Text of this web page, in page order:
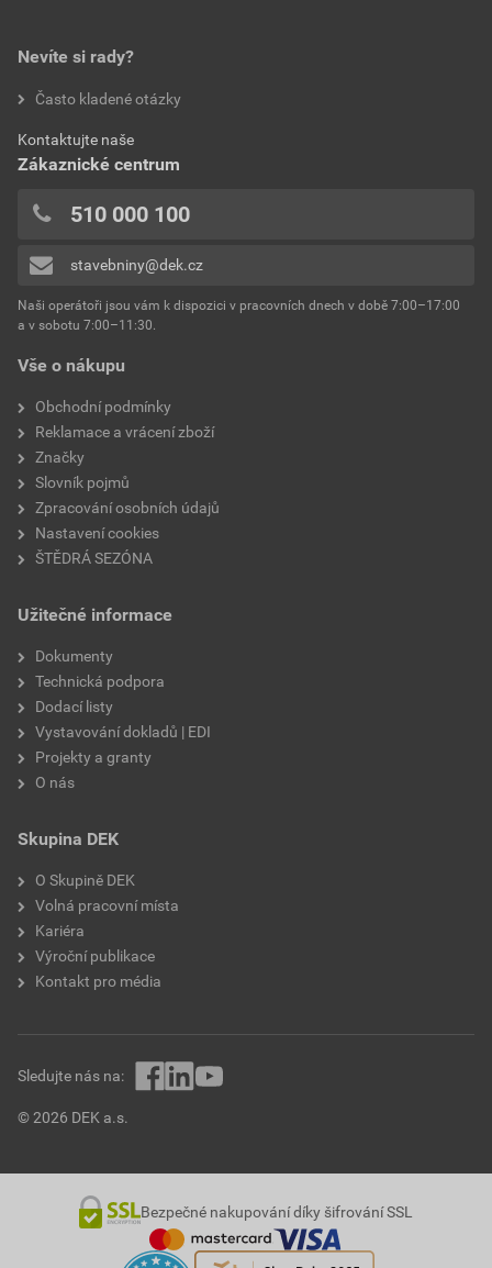
Vše o nákupu
Obchodní podmínky
Reklamace a vrácení zboží
Značky
Slovník pojmů
Zpracování osobních údajů
Nastavení cookies
ŠTĚDRÁ SEZÓNA
Užitečné informace
Dokumenty
Technická podpora
Dodací listy
Vystavování dokladů | EDI
Projekty a granty
O nás
Skupina DEK
O Skupině DEK
Volná pracovní místa
Kariéra
Výroční publikace
Kontakt pro média
Nevíte si rady?
Často kladené otázky
Kontaktujte naše
Zákaznické centrum
510 000 100
stavebniny@dek.cz
Naši operátoři jsou vám k dispozici v pracovních dnech v době 7:00–17:00
a v sobotu 7:00–11:30.
© 2026 DEK a.s.
Sledujte nás na:
Bezpečné nakupování díky šifrování SSL